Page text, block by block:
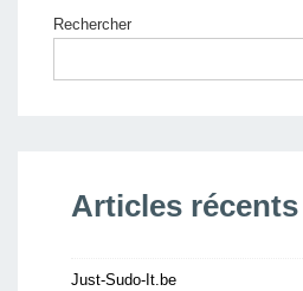
Rechercher
Articles récents
Just-Sudo-It.be